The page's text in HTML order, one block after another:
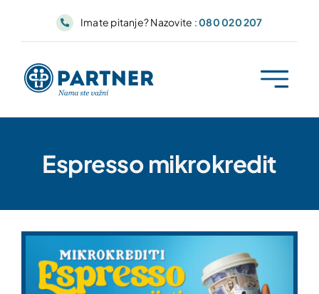
Imate pitanje? Nazovite :080 020 207
Espresso mikrokredit